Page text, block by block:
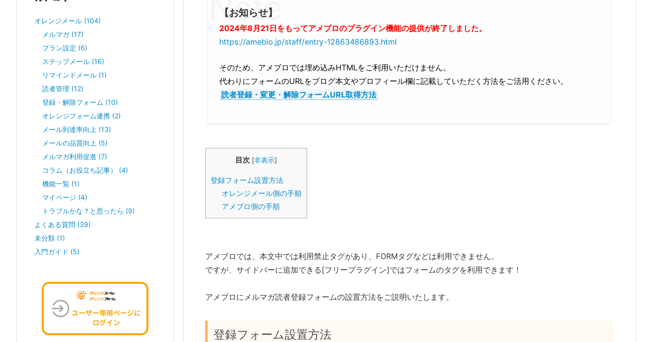
【お知らせ】
2024年8月21日をもってアメブロのプラグイン機能の提供が終了しました。
https://ameblo.jp/staff/entry-12863486893.html
そのため、アメブロでは埋め込みHTMLをご利用いただけません。
代わりにフォームのURLをブログ本文やプロフィール欄に記載していただく方法をご活用ください。
読者登録・変更・解除フォームURL取得方法
目次 [非表示]
登録フォーム設置方法
オレンジメール側の手順
アメブロ側の手順
アメブロでは、本文中では利用禁止タグがあり、FORMタグなどは利用できません。
ですが、サイドバーに追加できる[フリープラグイン]ではフォームのタグを利用できます！
アメブロにメルマガ読者登録フォームの設置方法をご説明いたします。
登録フォーム設置方法
オレンジメール (104)
メルマガ (17)
プラン設定 (6)
ステップメール (16)
リマインドメール (1)
読者管理 (12)
登録・解除フォーム (10)
オレンジフォーム連携 (2)
メール到達率向上 (13)
メールの品質向上 (5)
メルマガ利用促進 (7)
コラム（お役立ち記事） (4)
機能一覧 (1)
マイページ (4)
トラブルかな？と思ったら (9)
よくある質問 (39)
未分類 (1)
入門ガイド (5)